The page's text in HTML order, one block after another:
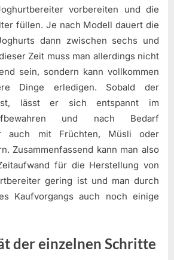
vorbereiten und die
füllen. Je nach Modell dauert die
dann zwischen sechs und
Zeit muss man allerdings nicht
sein, sondern kann vollkommen
Dinge erledigen. Sobald der
lässt er sich entspannt im
und nach Bedarf
auch mit Früchten, Müsli oder
Zusammenfassend kann man also
für die Herstellung von
gering ist und man durch
Kaufvorgangs auch noch einige
der einzelnen Schritte